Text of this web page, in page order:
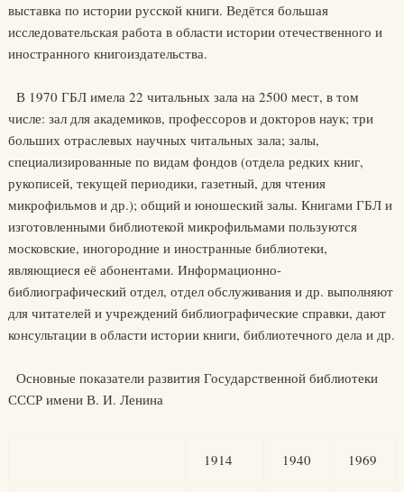
выставка по истории русской книги. Ведётся большая
исследовательская работа в области истории отечественного и
иностранного книгоиздательства.
В 1970 ГБЛ имела 22 читальных зала на 2500 мест, в том
числе: зал для академиков, профессоров и докторов наук; три
больших отраслевых научных читальных зала; залы,
специализированные по видам фондов (отдела редких книг,
рукописей, текущей периодики, газетный, для чтения
микрофильмов и др.); общий и юношеский залы. Книгами ГБЛ и
изготовленными библиотекой микрофильмами пользуются
московские, иногородние и иностранные библиотеки,
являющиеся её абонентами. Информационно-
библиографический отдел, отдел обслуживания и др. выполняют
для читателей и учреждений библиографические справки, дают
консультации в области истории книги, библиотечного дела и др.
Основные показатели развития Государственной библиотеки
СССР имени В. И. Ленина
1914 1940 1969